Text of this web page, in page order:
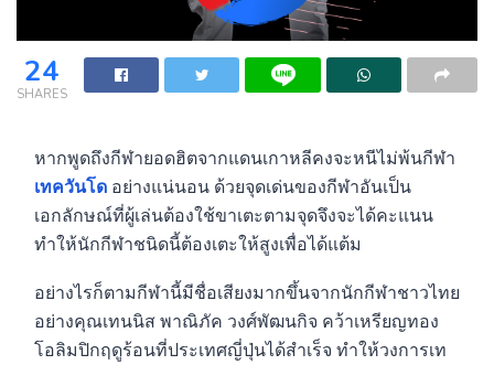
24
SHARES
หากพูดถึงกีฬายอดฮิตจากแดนเกาหลีคงจะหนีไม่พ้นกีฬา
เทควันโด อย่างแน่นอน ด้วยจุดเด่นของกีฬาอันเป็น
เอกลักษณ์ที่ผู้เล่นต้องใช้ขาเตะตามจุดจึงจะได้คะแนน
ทำให้นักกีฬาชนิดนี้ต้องเตะให้สูงเพื่อได้แต้ม
อย่างไรก็ตามกีฬานี้มีชื่อเสียงมากขึ้นจากนักกีฬาชาวไทย
อย่างคุณเทนนิส พาณิภัค วงศ์พัฒนกิจ คว้าเหรียญทอง
โอลิมปิกฤดูร้อนที่ประเทศญี่ปุ่นได้สำเร็จ ทำให้วงการเท